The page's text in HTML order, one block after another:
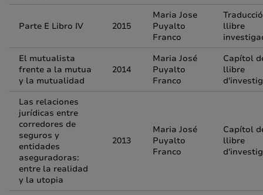
Parte E Libro IV 2015
Maria Jose
Puyalto
Franco
Traducció
llibre
El mutualista
frente a la mutua
y la mutualidad
2014
Maria José
Puyalto
Franco
Capítol
llibre
Las relaciones
jurídicas entre
corredores de
seguros y
entidades
aseguradoras:
entre la realidad
y la utopia
2013
Maria José
Puyalto
Franco
Capítol
llibre